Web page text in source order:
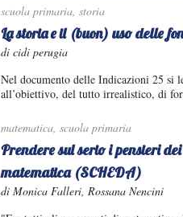
scuola primaria, storia
La storia e il (buon) uso delle
di cidi perugia
Nel documento delle Indicazioni 25 si
all’obiettivo, del tutto irrealistico, di
matematica, scuola primaria
Prendere sul serio i pensieri
matematica (SCHEDA)
di Monica Falleri, Rossana Nencini